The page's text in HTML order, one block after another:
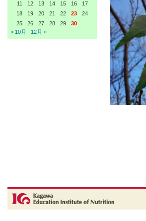
11
12 13 14 15 16
17
18
19 20 21 22 23
24
25
26 27 28 29
30
« 10月
12月 »